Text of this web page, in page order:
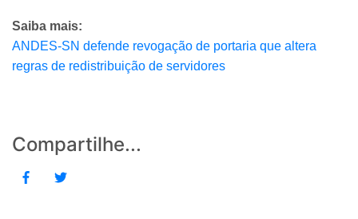
Saiba mais:
ANDES-SN defende revogação de portaria que altera
regras de redistribuição de servidores
Compartilhe...